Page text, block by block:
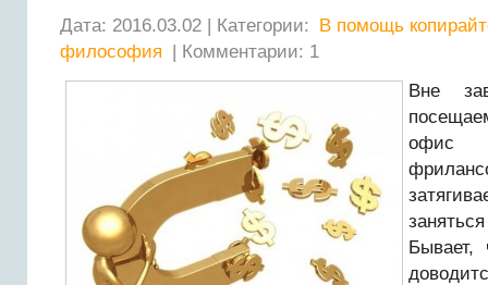
Дата: 2016.03.02 | Категории:
В помощь
философия | Комментарии: 1
Вне
офис
Бывает,